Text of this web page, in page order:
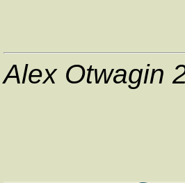
Alex Otwagin